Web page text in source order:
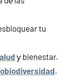
tu
у bienestar.
.